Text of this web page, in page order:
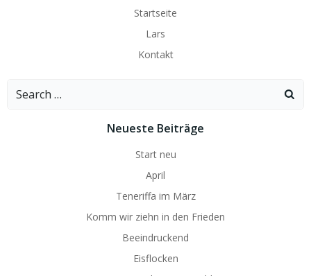
Startseite
Lars
Kontakt
Search
Neueste Beiträge
Start neu
April
Teneriffa im März
Komm wir ziehn in den Frieden
Beeindruckend
Eisflocken